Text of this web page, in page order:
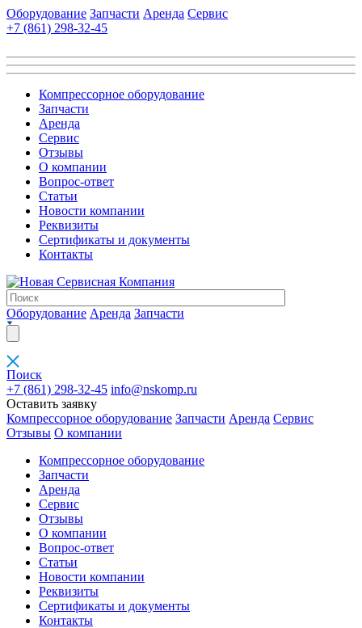
Оборудование Запчасти Аренда Сервис
+7 (861) 298-32-45
Компрессорное оборудование
Запчасти
Аренда
Сервис
Отзывы
О компании
Вопрос-ответ
Статьи
Новости компании
Реквизиты
Сертификаты и документы
Контакты
Оборудование Аренда Запчасти
Поиск
+7 (861) 298-32-45 info@nskomp.ru
Оставить заявку
Компрессорное оборудование Запчасти Аренда Сервис
Отзывы О компании
Компрессорное оборудование
Запчасти
Аренда
Сервис
Отзывы
О компании
Вопрос-ответ
Статьи
Новости компании
Реквизиты
Сертификаты и документы
Контакты